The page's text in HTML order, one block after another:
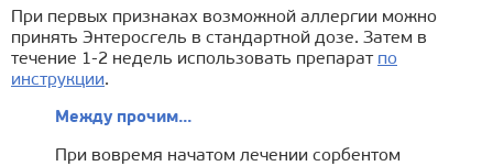
При первых признаках возможной аллергии можно
принять Энтеросгель в стандартной дозе. Затем в
течение 1-2 недель использовать препарат по
инструкции.
Между прочим...
При вовремя начатом лечении сорбентом